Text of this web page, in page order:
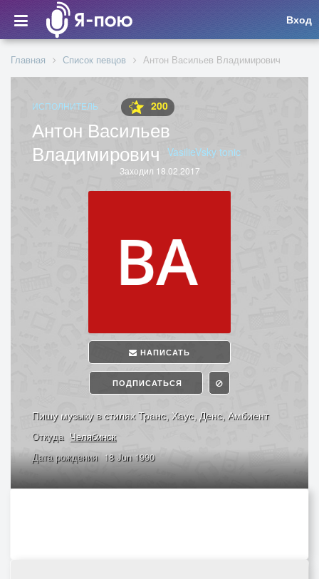
Вход
Главная Список певцов Антон Васильев Владимирович
ИСПОЛНИТЕЛЬ 200
Антон Васильев
Владимирович VasilieVsky tonic
Заходил 18.02.2017
НАПИСАТЬ
ПОДПИСАТЬСЯ
Пишу музыку в стилях Транс, Хаус, Денс, Амбиент
Откуда Челябинск
Дата рождения 18 Jun 1990